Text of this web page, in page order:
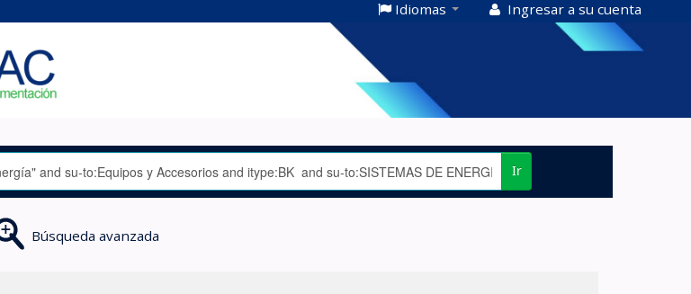
Idiomas Ingresar a su cuenta
Ir
Búsqueda avanzada